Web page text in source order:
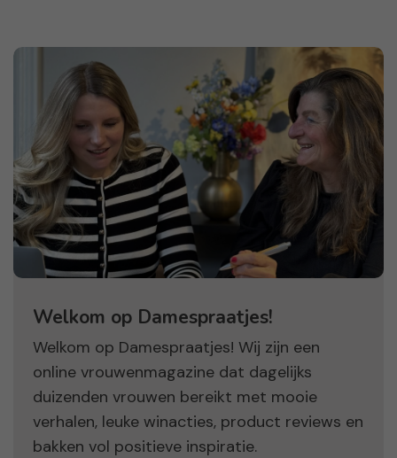
Welkom op Damespraatjes!
Welkom op Damespraatjes! Wij zijn een
online vrouwenmagazine dat dagelijks
duizenden vrouwen bereikt met mooie
verhalen, leuke winacties, product reviews en
bakken vol positieve inspiratie.